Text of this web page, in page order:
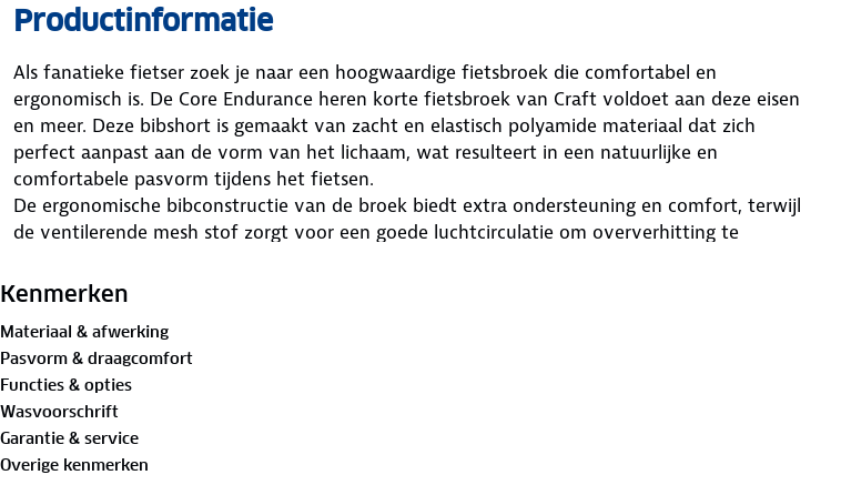
Productinformatie
Als fanatieke fietser zoek je naar een hoogwaardige fietsbroek die comfortabel en
ergonomisch is. De Core Endurance heren korte fietsbroek van Craft voldoet aan deze eisen
en meer. Deze bibshort is gemaakt van zacht en elastisch polyamide materiaal dat zich
perfect aanpast aan de vorm van het lichaam, wat resulteert in een natuurlijke en
comfortabele pasvorm tijdens het fietsen.
De ergonomische bibconstructie van de broek biedt extra ondersteuning en comfort, terwijl
de ventilerende mesh stof zorgt voor een goede luchtcirculatie om oververhitting te
fietsen, dankzij het stretchmateriaal en de mogelijkheid om vocht effectief af te voeren. De
zijn plaats blijft, zelfs tijdens intensieve ritten.
De heren fietsbroek is gemaakt van 80% polyamide en 20% elastaan, waardoor het
duurzaam en slijtvast is, ongeacht de weersomstandigheden of de intensiteit van de rit.
Kortom, als je op zoek bent naar een hoogwaardige en comfortabele fietsbroek die geschikt
is voor alle soorten fietsers, dan is de Core Endurance korte fietsbroek voor heren van Craft
een uitstekende keuze.
Kenmerken
Materiaal & afwerking
Pasvorm & draagcomfort
Functies & opties
Wasvoorschrift
Garantie & service
Overige kenmerken